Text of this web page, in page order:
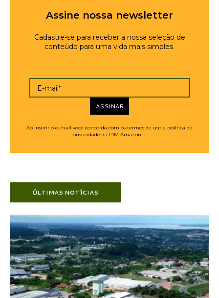
Assine nossa newsletter
Cadastre-se para receber a nossa seleção de
conteúdo para uma vida mais simples.
E-mail*
ASSINAR
Ao inserir o e-mail você concorda com os termos de uso e política de
privacidade da PIM Amazônia.
ÚLTIMAS NOTÍCIAS